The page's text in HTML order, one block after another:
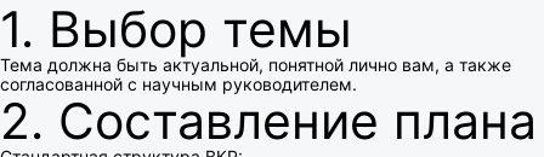
1. Выбор темы
Тема должна быть актуальной, понятной лично вам, а также
согласованной с научным руководителем.
2. Составление плана